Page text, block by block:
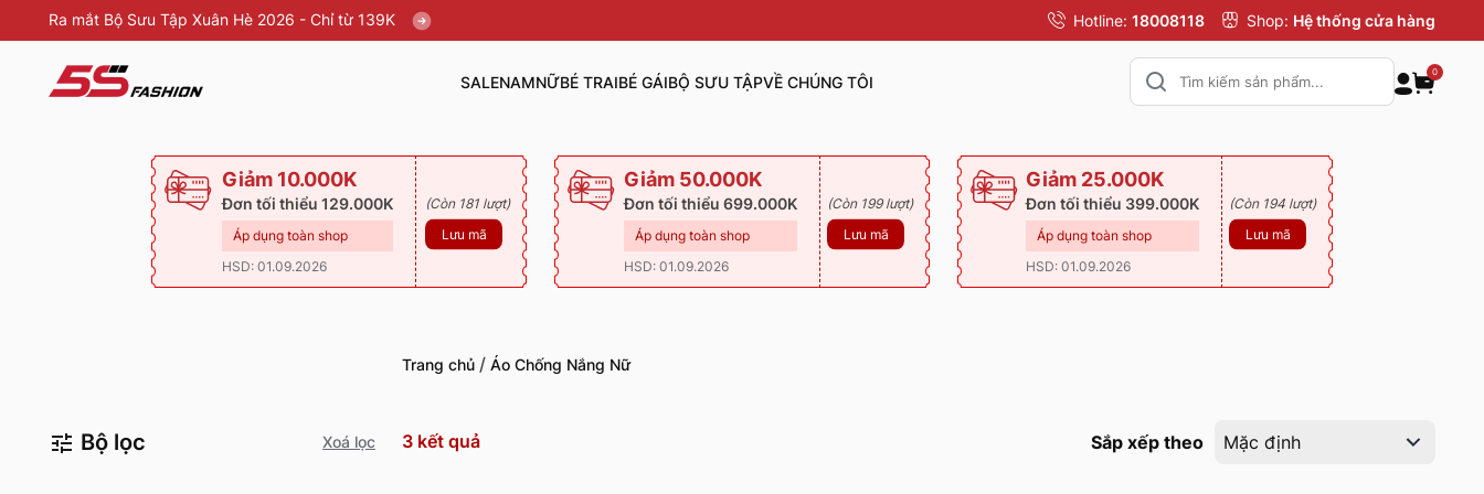
Ra mắt Bộ Sưu Tập Xuân Hè 2026 - Chỉ từ 139K Hotline: 18008118 Shop: Hệ thống cửa hàng
SALENAMNỮBÉ TRAIBÉ GÁIBỘ SƯU TẬPVỀ CHÚNG TÔI
0
Giảm 10.000K
Đơn tối thiểu 129.000K
Áp dụng toàn shop
HSD: 01.09.2026
(Còn 181 lượt)
Lưu mã
Giảm 50.000K
Đơn tối thiểu 699.000K
Áp dụng toàn shop
HSD: 01.09.2026
(Còn 199 lượt)
Lưu mã
Giảm 25.000K
Đơn tối thiểu 399.000K
Áp dụng toàn shop
HSD: 01.09.2026
(Còn 194 lượt)
Lưu mã
Trang chủ / Áo Chống Nắng Nữ
Bộ lọc Xoá lọc 3 kết quả Sắp xếp theo Mặc định